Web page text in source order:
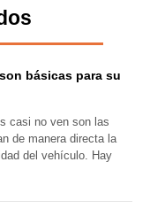
básicas para su
casi no ven son las
de manera directa la
del vehículo. Hay